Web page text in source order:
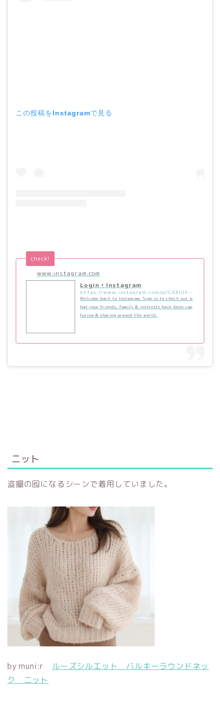
この投稿をInstagramで見る
www.instagram.com
check!
Login • Instagram
https://www.instagram.com/p/CAXIUhDIG4X/?utm_source=ig_embed&utm_campaign=loading
Welcome back to Instagram. Sign in to check out w
hat your friends, family & interests have been cap
turing & sharing around the world.
ニット
盗撮の囮になるシーンで着用していました。
by muni:r ルーズシルエット バルキーラウンドネッ
ク ニット